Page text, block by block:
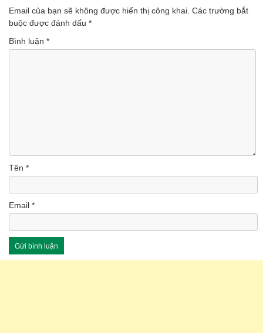
Email của bạn sẽ không được hiển thị công khai. Các trường bắt
buộc được đánh dấu *
Bình luận *
Tên *
Email *